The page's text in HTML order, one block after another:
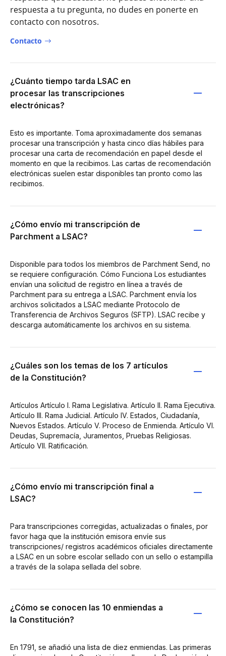
respuesta a tu pregunta, no dudes en ponerte en
contacto con nosotros.
Contacto
¿Cuánto tiempo tarda LSAC en
procesar las transcripciones
electrónicas?
Esto es importante. Toma aproximadamente dos semanas
procesar una transcripción y hasta cinco días hábiles para
procesar una carta de recomendación en papel desde el
momento en que la recibimos. Las cartas de recomendación
electrónicas suelen estar disponibles tan pronto como las
recibimos.
¿Cómo envío mi transcripción de
Parchment a LSAC?
Disponible para todos los miembros de Parchment Send, no
se requiere configuración. Cómo Funciona Los estudiantes
envían una solicitud de registro en línea a través de
Parchment para su entrega a LSAC. Parchment envía los
archivos solicitados a LSAC mediante Protocolo de
Transferencia de Archivos Seguros (SFTP). LSAC recibe y
descarga automáticamente los archivos en su sistema.
¿Cuáles son los temas de los 7 artículos
de la Constitución?
Artículos Artículo I. Rama Legislativa. Artículo II. Rama Ejecutiva.
Artículo III. Rama Judicial. Artículo IV. Estados, Ciudadanía,
Nuevos Estados. Artículo V. Proceso de Enmienda. Artículo VI.
Deudas, Supremacía, Juramentos, Pruebas Religiosas.
Artículo VII. Ratificación.
¿Cómo envío mi transcripción final a
LSAC?
Para transcripciones corregidas, actualizadas o finales, por
favor haga que la institución emisora envíe sus
transcripciones/ registros académicos oficiales directamente
a LSAC en un sobre escolar sellado con un sello o estampilla
a través de la solapa sellada del sobre.
¿Cómo se conocen las 10 enmiendas a
la Constitución?
En 1791, se añadió una lista de diez enmiendas. Las primeras